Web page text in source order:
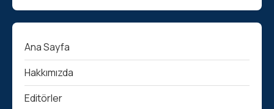
Ana Sayfa
Hakkımızda
Editörler